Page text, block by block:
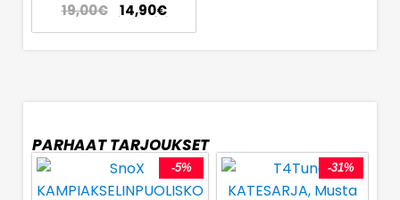
19,00€ 14,90€
PARHAAT TARJOUKSET
-5% -31%